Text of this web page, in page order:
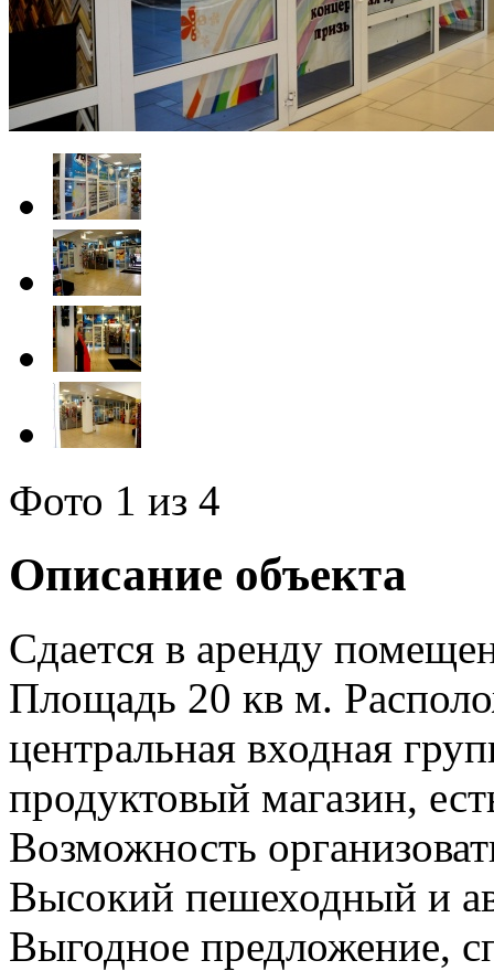
Фото 1 из 4
Описание объекта
Сдается в аренду
Площадь 20 кв м.
центральная входная
продуктовый магазин,
Возможность
Высокий пешеходный и
Выгодное предложение,